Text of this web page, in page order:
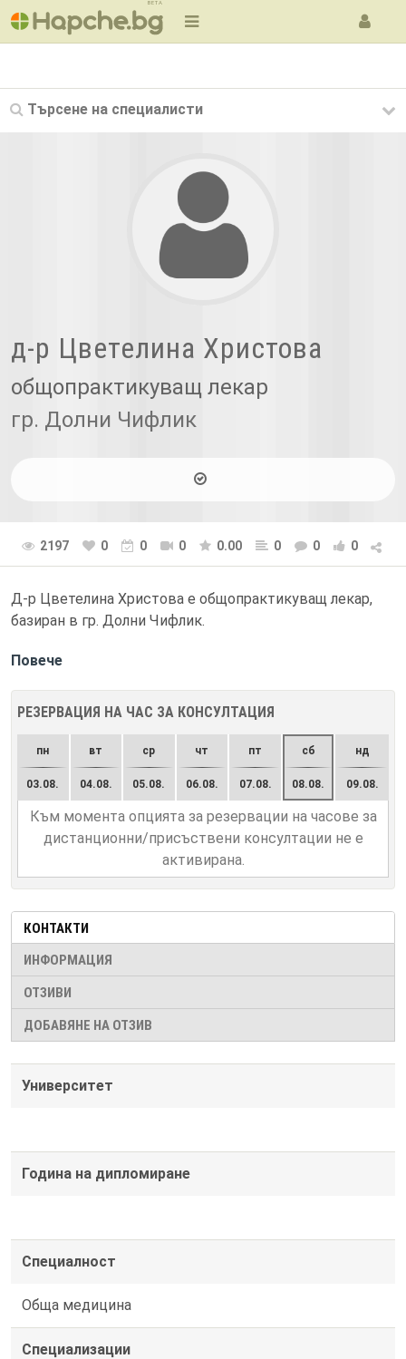
BETA
Търсене на специалисти
д-р Цветелина Христова
общопрактикуващ лекар
гр. Долни Чифлик
2197 0 0 0 0.00 0 0 0
Д-р Цветелина Христова е общопрактикуващ лекар,
базиран в гр. Долни Чифлик.
Повече
РЕЗЕРВАЦИЯ НА ЧАС ЗА КОНСУЛТАЦИЯ
пн
03.08.
вт
04.08.
ср
05.08.
чт
06.08.
пт
07.08.
сб
08.08.
нд
09.08.
Към момента опцията за резервации на часове за
дистанционни/присъствени консултации не е
активирана.
КОНТАКТИ
ИНФОРМАЦИЯ
ОТЗИВИ
ДОБАВЯНЕ НА ОТЗИВ
Университет
Година на дипломиране
Специалност
Обща медицина
Специализации